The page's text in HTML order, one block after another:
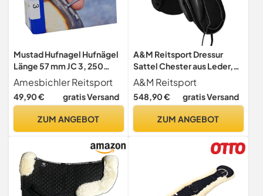
Mustad Hufnagel Hufnägel
Länge 57 mm JC 3, 250
Stück in Packung
Amesbichler Reitsport
49,90 € gratis Versand
ZUM ANGEBOT
A&M Reitsport Dressur
Sattel Chester aus Leder,
wechselbares Kopfeisen,
Polyflex Baum, Schwarz,
Größe:16.5 Zoll
A&M Reitsport
548,90 € gratis Versand
ZUM ANGEBOT